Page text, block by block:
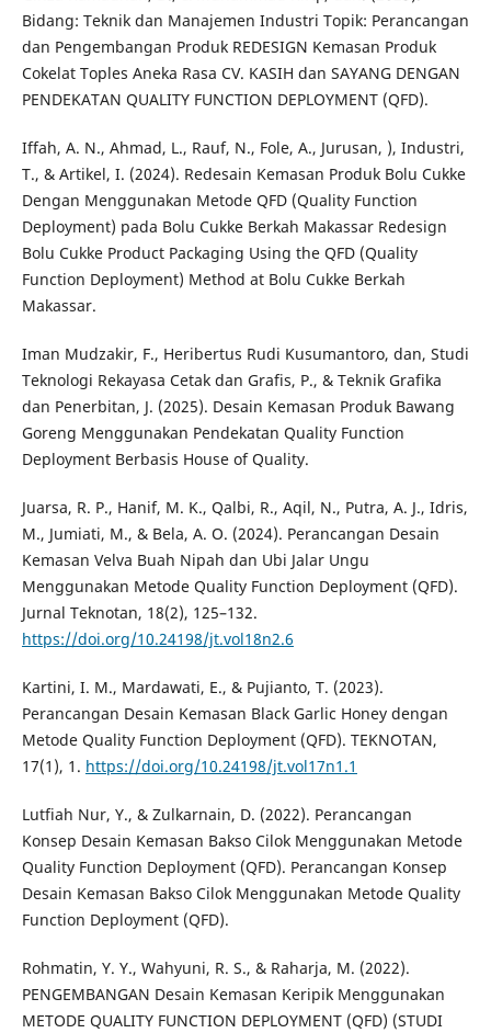
Bidang: Teknik dan Manajemen Industri Topik: Perancangan
dan Pengembangan Produk REDESIGN Kemasan Produk
Cokelat Toples Aneka Rasa CV. KASIH dan SAYANG DENGAN
PENDEKATAN QUALITY FUNCTION DEPLOYMENT (QFD).
Iffah, A. N., Ahmad, L., Rauf, N., Fole, A., Jurusan, ), Industri,
T., & Artikel, I. (2024). Redesain Kemasan Produk Bolu Cukke
Dengan Menggunakan Metode QFD (Quality Function
Deployment) pada Bolu Cukke Berkah Makassar Redesign
Bolu Cukke Product Packaging Using the QFD (Quality
Function Deployment) Method at Bolu Cukke Berkah
Makassar.
Iman Mudzakir, F., Heribertus Rudi Kusumantoro, dan, Studi
Teknologi Rekayasa Cetak dan Grafis, P., & Teknik Grafika
dan Penerbitan, J. (2025). Desain Kemasan Produk Bawang
Goreng Menggunakan Pendekatan Quality Function
Deployment Berbasis House of Quality.
Juarsa, R. P., Hanif, M. K., Qalbi, R., Aqil, N., Putra, A. J., Idris,
M., Jumiati, M., & Bela, A. O. (2024). Perancangan Desain
Kemasan Velva Buah Nipah dan Ubi Jalar Ungu
Menggunakan Metode Quality Function Deployment (QFD).
Jurnal Teknotan, 18(2), 125–132.
https://doi.org/10.24198/jt.vol18n2.6
Kartini, I. M., Mardawati, E., & Pujianto, T. (2023).
Perancangan Desain Kemasan Black Garlic Honey dengan
Metode Quality Function Deployment (QFD). TEKNOTAN,
17(1), 1. https://doi.org/10.24198/jt.vol17n1.1
Lutfiah Nur, Y., & Zulkarnain, D. (2022). Perancangan
Konsep Desain Kemasan Bakso Cilok Menggunakan Metode
Quality Function Deployment (QFD). Perancangan Konsep
Desain Kemasan Bakso Cilok Menggunakan Metode Quality
Function Deployment (QFD).
Rohmatin, Y. Y., Wahyuni, R. S., & Raharja, M. (2022).
PENGEMBANGAN Desain Kemasan Keripik Menggunakan
METODE QUALITY FUNCTION DEPLOYMENT (QFD) (STUDI